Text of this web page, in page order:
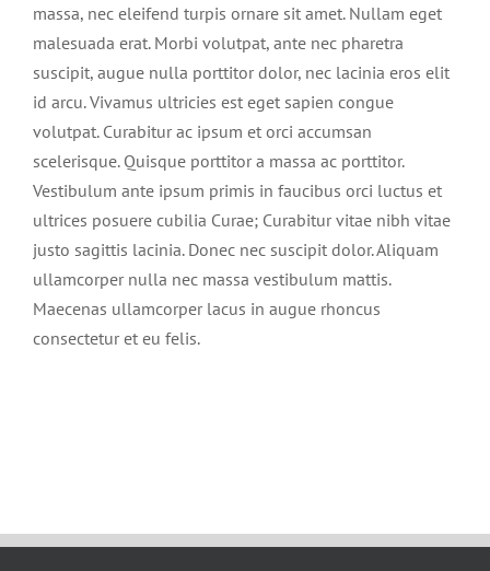
massa, nec eleifend turpis ornare sit amet. Nullam eget
malesuada erat. Morbi volutpat, ante nec pharetra
suscipit, augue nulla porttitor dolor, nec lacinia eros elit
id arcu. Vivamus ultricies est eget sapien congue
volutpat. Curabitur ac ipsum et orci accumsan
scelerisque. Quisque porttitor a massa ac porttitor.
Vestibulum ante ipsum primis in faucibus orci luctus et
ultrices posuere cubilia Curae; Curabitur vitae nibh vitae
justo sagittis lacinia. Donec nec suscipit dolor. Aliquam
ullamcorper nulla nec massa vestibulum mattis.
Maecenas ullamcorper lacus in augue rhoncus
consectetur et eu felis.